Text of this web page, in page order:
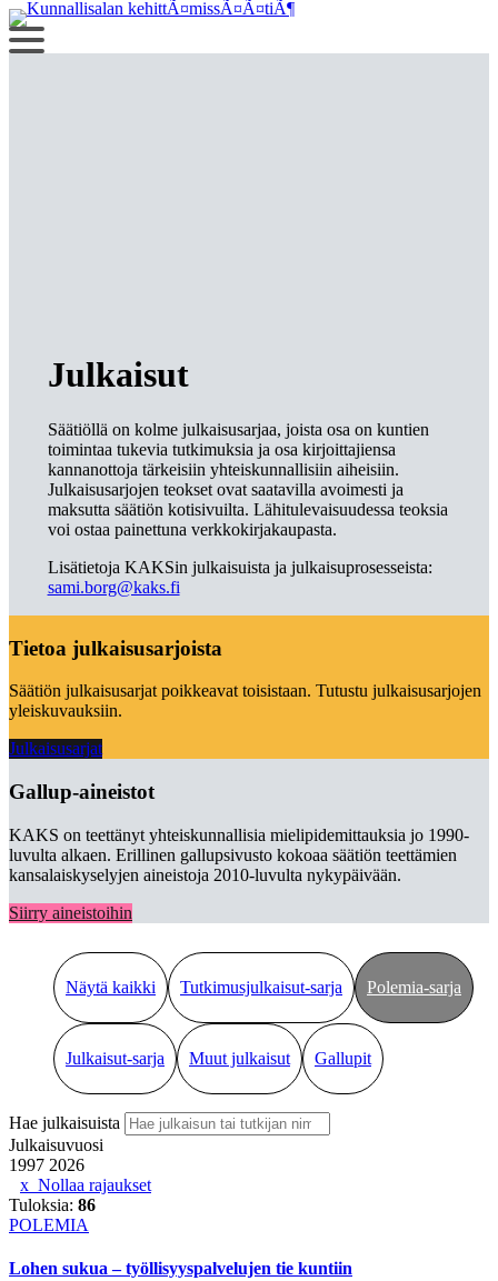
Siirry
sisältöön
Julkaisut
Säätiöllä on kolme julkaisusarjaa, joista osa on kuntien
toimintaa tukevia tutkimuksia ja osa kirjoittajiensa
kannanottoja tärkeisiin yhteiskunnallisiin aiheisiin.
Julkaisusarjojen teokset ovat saatavilla avoimesti ja
maksutta säätiön kotisivuilta. Lähitulevaisuudessa teoksia
voi ostaa painettuna verkkokirjakaupasta.
Lisätietoja KAKSin julkaisuista ja julkaisuprosesseista:
sami.borg@kaks.fi
Tietoa julkaisusarjoista
Säätiön julkaisusarjat poikkeavat toisistaan. Tutustu julkaisusarjojen
yleiskuvauksiin.
Julkaisusarjat
Gallup-aineistot
KAKS on teettänyt yhteiskunnallisia mielipidemittauksia jo 1990-
luvulta alkaen. Erillinen gallupsivusto kokoaa säätiön teettämien
kansalaiskyselyjen aineistoja 2010-luvulta nykypäivään.
Siirry aineistoihin
Näytä kaikki Tutkimusjulkaisut-sarja Polemia-sarja
Julkaisut-sarja Muut julkaisut Gallupit
Hae julkaisuista
Julkaisuvuosi
1997 2026
Nollaa rajaukset
Tuloksia: 86
POLEMIA
Lohen sukua – työllisyyspalvelujen tie kuntiin